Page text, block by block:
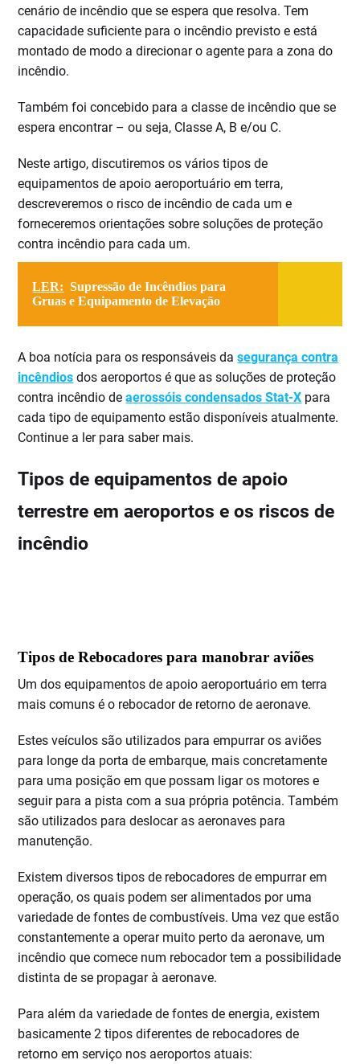
cenário de incêndio que se espera que resolva. Tem
capacidade suficiente para o incêndio previsto e está
montado de modo a direcionar o agente para a zona do
incêndio.
Também foi concebido para a classe de incêndio que se
espera encontrar – ou seja, Classe A, B e/ou C.
Neste artigo, discutiremos os vários tipos de
equipamentos de apoio aeroportuário em terra,
descreveremos o risco de incêndio de cada um e
forneceremos orientações sobre soluções de proteção
contra incêndio para cada um.
LER: Supressão de Incêndios para
Gruas e Equipamento de Elevação
A boa notícia para os responsáveis dasegurança contra
incêndios dos aeroportos é que as soluções de proteção
contra incêndio deaerossóis condensados Stat-X para
cada tipo de equipamento estão disponíveis atualmente.
Continue a ler para saber mais.
Tipos de equipamentos de apoio
terrestre em aeroportos e os riscos de
incêndio
Tipos de Rebocadores para manobrar aviões
Um dos equipamentos de apoio aeroportuário em terra
mais comuns é o rebocador de retorno de aeronave.
Estes veículos são utilizados para empurrar os aviões
para longe da porta de embarque, mais concretamente
para uma posição em que possam ligar os motores e
seguir para a pista com a sua própria potência. Também
são utilizados para deslocar as aeronaves para
manutenção.
Existem diversos tipos de rebocadores de empurrar em
operação, os quais podem ser alimentados por uma
variedade de fontes de combustíveis. Uma vez que estão
constantemente a operar muito perto da aeronave, um
incêndio que comece num rebocador tem a possibilidade
distinta de se propagar à aeronave.
Para além da variedade de fontes de energia, existem
basicamente 2 tipos diferentes de rebocadores de
retorno em serviço nos aeroportos atuais: